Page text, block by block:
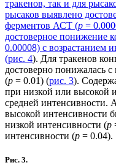
тракенов, так и для
рысаков выявлено
ферментов АСТ (р =
достоверное понижение
0.00008) с возрастанием
(рис. 4). Для тракенов
достоверно понижалась
(р = 0.01) (рис. 3).
при низкой или высокой
средней интенсивности.
высокой интенсивности
низкой интенсивности (р
интенсивности (р = 0.04).
Рис. 3.